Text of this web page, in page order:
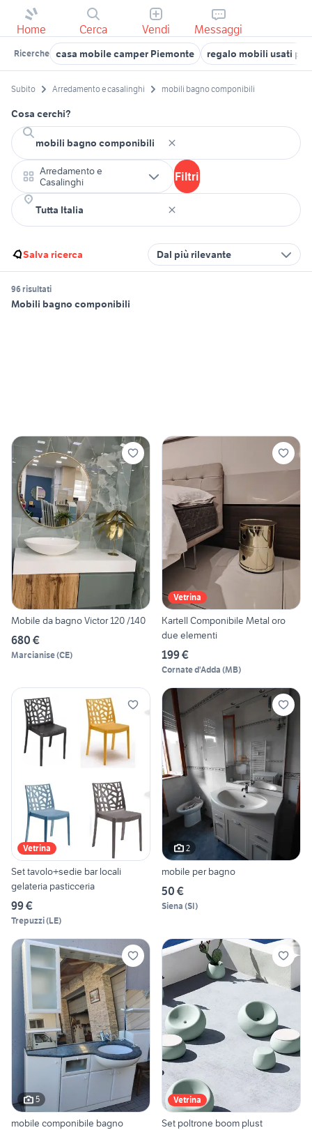
Home Cerca Vendi Messaggi
Ricerche casa mobile camper Piemonte regalo mobili usati
Subito Arredamento e casalinghi mobili bagno componibili
Cosa cerchi?
Arredamento e
Casalinghi
Filtri
Salva ricerca Dal più rilevante
96 risultati
Mobili bagno componibili
Mobile da bagno Victor 120 /140
680 €
Marcianise(CE)
Vetrina
Kartell Componibile Metal oro
due elementi
199 €
Cornate d'Adda (MB)
Vetrina
Set tavolo+sedie bar locali
gelateria pasticceria
99 €
Trepuzzi(LE)
2
mobile per bagno
50 €
Siena (SI)
5
mobile componibile bagno
Vetrina
Set poltrone boom plust